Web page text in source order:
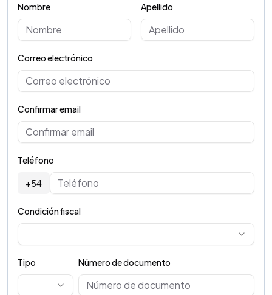
Nombre Apellido
Correo electrónico
Confirmar email
Teléfono
+54
Condición fiscal
Tipo Número de documento